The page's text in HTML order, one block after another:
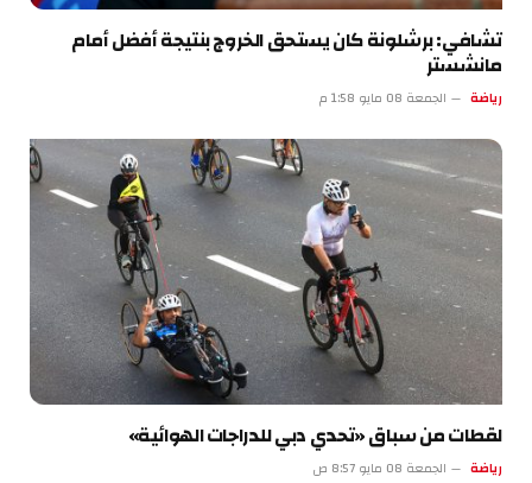
تشافي: برشلونة كان يستحق الخروج بنتيجة أفضل أمام
مانشستر
رياضة الجمعة 08 مايو 1:58 م
لقطات من سباق «تحدي دبي للدراجات الهوائية»
رياضة الجمعة 08 مايو 8:57 ص